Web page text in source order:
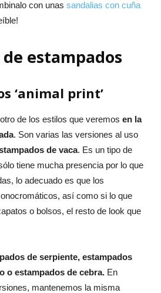
con unas sandalias con cuña
estampados
‘animal print’
otro de los estilos que veremos en la
. Son varias las versiones al uso
de vaca. Es un tipo de
tiene mucha presencia por lo que
lo adecuado es que los
así como si lo que
o bolsos, el resto de look que
de serpiente, estampados
o estampados de cebra. En
mantenemos la misma